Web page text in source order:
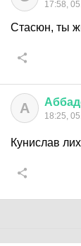
17:58,
Стасюн, ты
А 18:25,
Кунислав